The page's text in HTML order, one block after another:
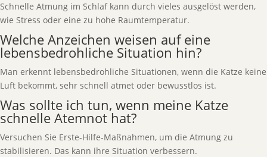
Schnelle Atmung im Schlaf kann durch vieles ausgelöst werden,
wie Stress oder eine zu hohe Raumtemperatur.
Welche Anzeichen weisen auf eine
lebensbedrohliche Situation hin?
Man erkennt lebensbedrohliche Situationen, wenn die Katze keine
Luft bekommt, sehr schnell atmet oder bewusstlos ist.
Was sollte ich tun, wenn meine Katze
schnelle Atemnot hat?
Versuchen Sie Erste-Hilfe-Maßnahmen, um die Atmung zu
stabilisieren. Das kann ihre Situation verbessern.